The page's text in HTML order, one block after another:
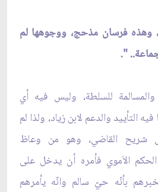
وهذه فرسان مذحج، ووجوهها لم
".
للسلطة، وليس فيه أي
فيه التأييد والدعم لابن زياد، ولذا لم
شريح القاضي، وهو من وعاظ
الاَموي فأمره أن يدخل على
بأنّه حيّ سالم وانّه يأمرهم